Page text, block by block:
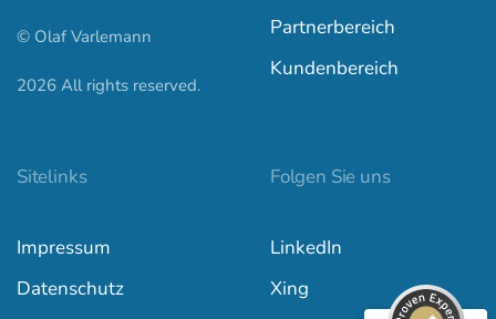
© Olaf Varlemann
2026 All rights reserved.
Partnerbereich
Kundenbereich
Sitelinks
Impressum
Datenschutz
Folgen Sie uns
LinkedIn
Xing
baufi-nord.de